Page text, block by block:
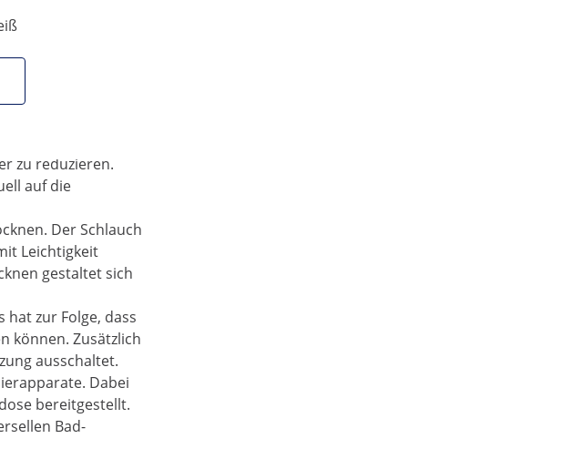
aus.
bis zu 54 °C.
-geschwindigkeit
zwischen
ein stufenloser
zu reduzieren.
auf die
Der Schlauch
Leichtigkeit
gestaltet sich
zur Folge, dass
können. Zusätzlich
ausschaltet.
Dabei
bereitgestellt.
Bad-